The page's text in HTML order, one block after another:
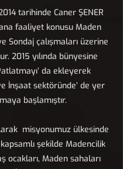
tarihinde Caner ŞENER
faaliyet konusu Maden
Sondaj çalışmaları üzerine
2015 yılında bünyesine
da ekleyerek
İnşaat sektöründe’ de yer
başlamıştır.
misyonumuz ülkesinde
şekilde Madencilik
ocakları, Maden sahaları